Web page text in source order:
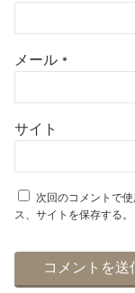
メール *
サイト
次回のコメントで
ス、サイトを保存する。